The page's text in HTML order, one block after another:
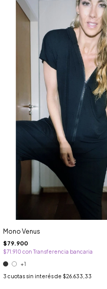
Mono Venus
$79.900
$71.910 con Transferencia bancaria
+1
3 cuotas sin interés de $26.633,33